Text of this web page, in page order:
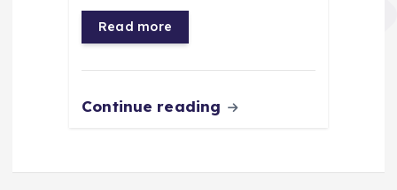
o
o
k
p
p
a
m
Read more
Continue reading